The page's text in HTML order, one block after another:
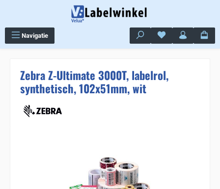
Navigatie Je hebt 0 items op
Zebra Z-Ultimate 3000T, labelrol,
synthetisch, 102x51mm, wit